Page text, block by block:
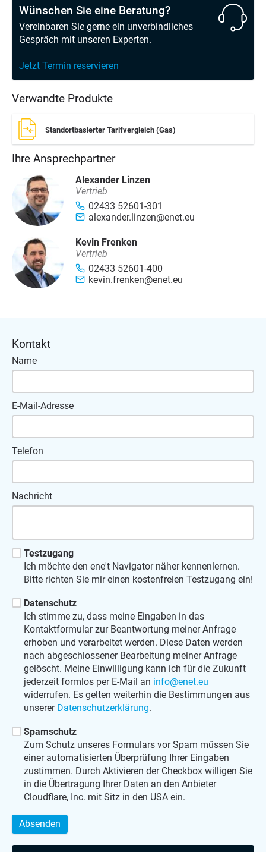
Wünschen Sie eine Beratung?
Vereinbaren Sie gerne ein unverbindliches
Gespräch mit unseren Experten.
Jetzt Termin reservieren
Verwandte Produkte
Standortbasierter Tarifvergleich (Gas)
Ihre Ansprechpartner
Alexander Linzen
Vertrieb
02433 52601-301
alexander.linzen@enet.eu
Kevin Frenken
Vertrieb
02433 52601-400
kevin.frenken@enet.eu
Kontakt
Name
E-Mail-Adresse
Telefon
Nachricht
Testzugang
Ich möchte den ene't Navigator näher kennenlernen.
Bitte richten Sie mir einen kostenfreien Testzugang ein!
Datenschutz
Ich stimme zu, dass meine Eingaben in das
Kontaktformular zur Beantwortung meiner Anfrage
erhoben und verarbeitet werden. Diese Daten werden
nach abgeschlossener Bearbeitung meiner Anfrage
gelöscht. Meine Einwilligung kann ich für die Zukunft
jederzeit formlos per E-Mail an info@enet.eu
widerrufen. Es gelten weiterhin die Bestimmungen aus
unserer Datenschutzerklärung.
Spamschutz
Zum Schutz unseres Formulars vor Spam müssen Sie
einer automatisierten Überprüfung Ihrer Eingaben
zustimmen. Durch Aktivieren der Checkbox willigen Sie
in die Übertragung Ihrer Daten an den Anbieter
Cloudflare, Inc. mit Sitz in den USA ein.
Absenden